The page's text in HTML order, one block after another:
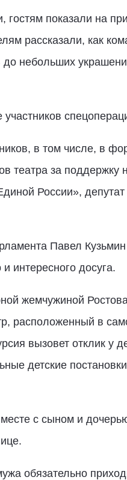
гостям показали на
рассказали, как
до небольших
в том числе, в
театра за
России»,
Павел
интересного досуга.
жемчужиной
расположенный в
вызовет отклик у
детские
с сыном и
обязательно